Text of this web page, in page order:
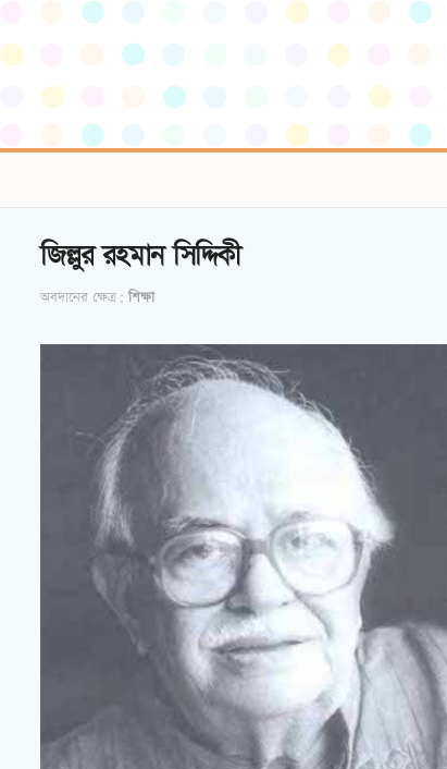
জিল্লুর রহমান সিদ্দিকী
অবদানের ক্ষেত্র: শিক্ষা